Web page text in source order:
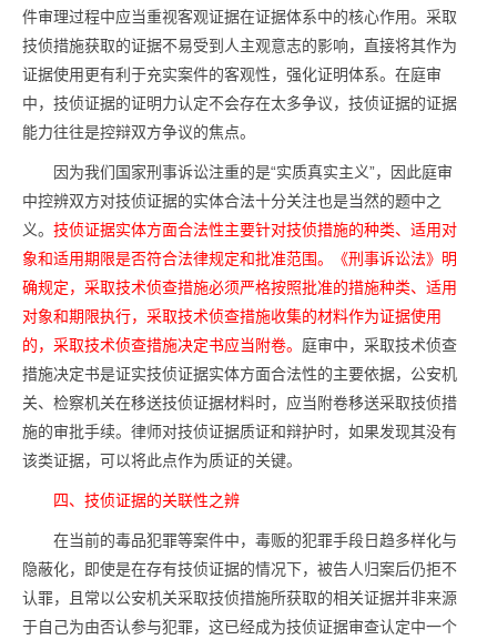
件审理过程中应当重视客观证据在证据体系中的核心作用。采取
技侦措施获取的证据不易受到人主观意志的影响，直接将其作为
证据使用更有利于充实案件的客观性，强化证明体系。在庭审
中，技侦证据的证明力认定不会存在太多争议，技侦证据的证据
能力往往是控辩双方争议的焦点。
因为我们国家刑事诉讼注重的是“实质真实主义”，因此庭审
中控辨双方对技侦证据的实体合法十分关注也是当然的题中之
义。 技侦证据实体方面合法性主要针对技侦措施的种类、适用对
象和适用期限是否符合法律规定和批准范围。《刑事诉讼法》明
确规定，采取技术侦查措施必须严格按照批准的措施种类、适用
对象和期限执行，采取技术侦查措施收集的材料作为证据使用
的，采取技术侦查措施决定书应当附卷。 庭审中，采取技术侦查
措施决定书是证实技侦证据实体方面合法性的主要依据，公安机
关、检察机关在移送技侦证据材料时，应当附卷移送采取技侦措
施的审批手续。律师对技侦证据质证和辩护时，如果发现其没有
该类证据，可以将此点作为质证的关键。
四、技侦证据的关联性之辨
在当前的毒品犯罪等案件中，毒贩的犯罪手段日趋多样化与
隐蔽化，即使是在存有技侦证据的情况下，被告人归案后仍拒不
认罪，且常以公安机关采取技侦措施所获取的相关证据并非来源
于自己为由否认参与犯罪，这已经成为技侦证据审查认定中一个